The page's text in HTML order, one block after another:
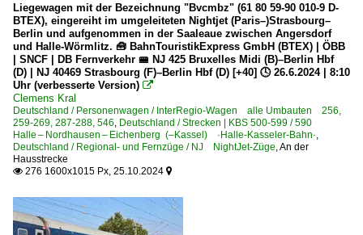
Liegewagen mit der Bezeichnung "Bvcmbz" (61 80 59-90 010-9 D-
BTEX), eingereiht im umgeleiteten Nightjet (Paris–)Strasbourg–
Berlin und aufgenommen in der Saaleaue zwischen Angersdorf
und Halle-Wörmlitz. 🧰 BahnTouristikExpress GmbH (BTEX) | ÖBB
| SNCF | DB Fernverkehr 🚝 NJ 425 Bruxelles Midi (B)–Berlin Hbf
(D) | NJ 40469 Strasbourg (F)–Berlin Hbf (D) [+40] 🕓 26.6.2024 | 8:10
Uhr (verbesserte Version) 
Clemens Kral
Deutschland / Personenwagen / InterRegio-Wagen alle Umbauten 256,
259-269, 287-288, 546, Deutschland / Strecken | KBS 500-599 / 590
Halle – Nordhausen – Eichenberg (–Kassel) ·Halle-Kasseler-Bahn·,
Deutschland / Regional- und Fernzüge / NJ NightJet-Züge,An der
Hausstrecke
 276 1600x1015 Px, 25.10.2024 